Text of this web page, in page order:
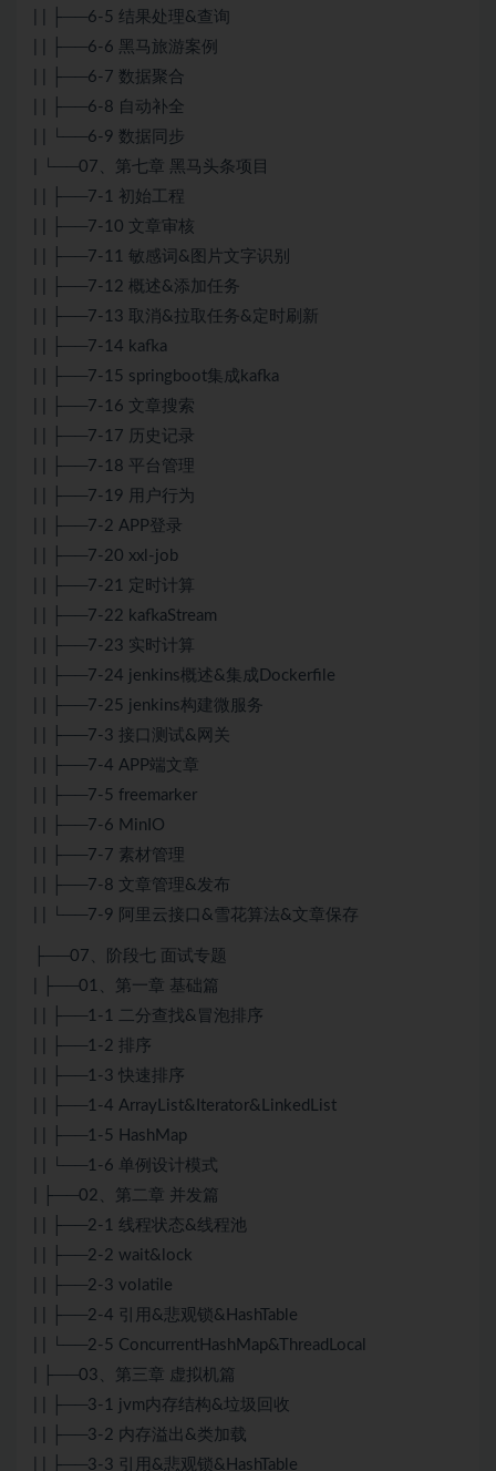
| | ├──6-5 结果处理&查询
| | ├──6-6 黑马旅游案例
| | ├──6-7 数据聚合
| | ├──6-8 自动补全
| | └──6-9 数据同步
| └──07、第七章 黑马头条项目
| | ├──7-1 初始工程
| | ├──7-10 文章审核
| | ├──7-11 敏感词&图片文字识别
| | ├──7-12 概述&添加任务
| | ├──7-13 取消&拉取任务&定时刷新
| | ├──7-14 kafka
| | ├──7-15 springboot集成kafka
| | ├──7-16 文章搜索
| | ├──7-17 历史记录
| | ├──7-18 平台管理
| | ├──7-19 用户行为
| | ├──7-2 APP登录
| | ├──7-20 xxl-job
| | ├──7-21 定时计算
| | ├──7-22 kafkaStream
| | ├──7-23 实时计算
| | ├──7-24 jenkins概述&集成Dockerfile
| | ├──7-25 jenkins构建微服务
| | ├──7-3 接口测试&网关
| | ├──7-4 APP端文章
| | ├──7-5 freemarker
| | ├──7-6 MinIO
| | ├──7-7 素材管理
| | ├──7-8 文章管理&发布
| | └──7-9 阿里云接口&雪花算法&文章保存
├──07、阶段七 面试专题
| ├──01、第一章 基础篇
| | ├──1-1 二分查找&冒泡排序
| | ├──1-2 排序
| | ├──1-3 快速排序
| | ├──1-4 ArrayList&Iterator&LinkedList
| | ├──1-5 HashMap
| | └──1-6 单例设计模式
| ├──02、第二章 并发篇
| | ├──2-1 线程状态&线程池
| | ├──2-2 wait&lock
| | ├──2-3 volatile
| | ├──2-4 引用&悲观锁&HashTable
| | └──2-5 ConcurrentHashMap&ThreadLocal
| ├──03、第三章 虚拟机篇
| | ├──3-1 jvm内存结构&垃圾回收
| | ├──3-2 内存溢出&类加载
| | ├──3-3 引用&悲观锁&HashTable